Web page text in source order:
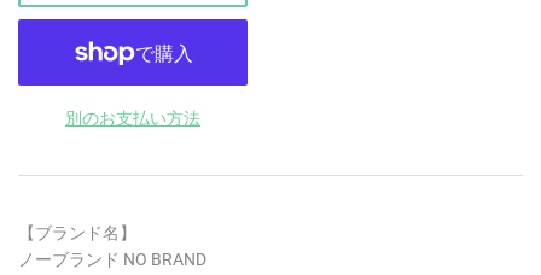
別のお支払い方法
【ブランド名】
ノーブランド NO BRAND